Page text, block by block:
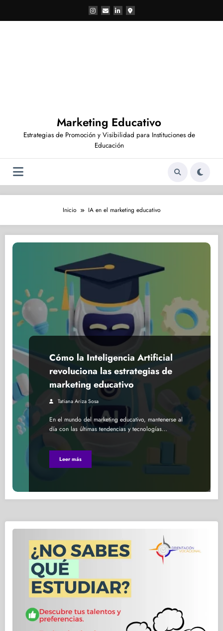
contenido
Marketing Educativo
Estrategias de Promoción y Visibilidad para Instituciones de
Educación
Inicio IA en el marketing educativo
Cómo la Inteligencia Artificial
revoluciona las estrategias de
marketing educativo
Tatiana Ariza Sosa
En el mundo del marketing educativo, mantenerse al
día con las últimas tendencias y tecnologías…
Leer más